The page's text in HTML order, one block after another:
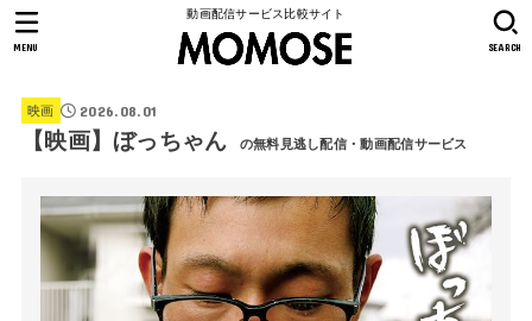
動画配信サービス比較サイト
SEARCH
MENU
映画 2026.08.01
【映画】ぼっちゃん の無料見逃し配信・動画配信サービス